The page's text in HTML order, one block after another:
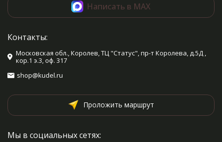
Написать в MAX
Контакты:
Московская обл., Королев, ТЦ "Статус", пр-т Королева, д.5Д ,
кор.1 э.3, оф. 317
shop@kudel.ru
Проложить маршрут
Мы в социальных сетях: